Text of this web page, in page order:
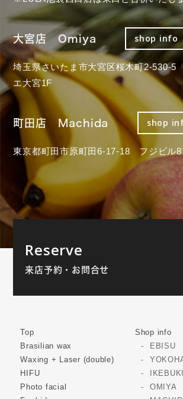
大宮店 Omiya shop info
埼玉県さいたま市大宮区桜木町2-530-
エ大宮1F
町田店 Machida shop
東京都町田市原町田6-17-18 フジビル
Reserve
来店予約・お問合せ
Top
Brasilian wax
Waxing + Laser (double)
HIFU
Photo facial
Shop info
EBISU
OMIYA